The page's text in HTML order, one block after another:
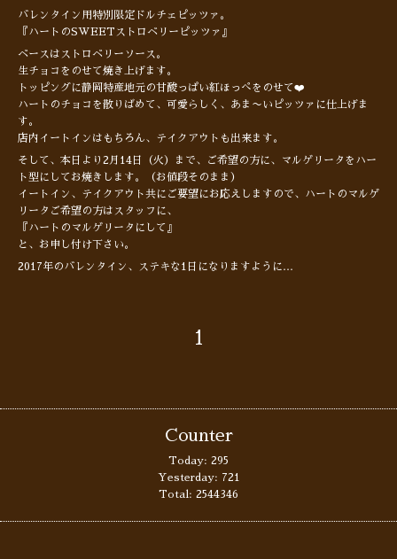
バレンタイン用特別限定ドルチェピッツァ。
『ハートのSWEETストロベリーピッツァ』
ベースはストロベリーソース。
生チョコをのせて焼き上げます。
トッピングに静岡特産地元の甘酸っぱい紅ほっぺをのせて❤️
ハートのチョコを散りばめて、可愛らしく、あま〜いピッツァに仕上げま
す。
店内イートインはもちろん、テイクアウトも出来ます。
そして、本日より2月14日（火）まで、ご希望の方に、マルゲリータをハー
ト型にしてお焼きします。（お値段そのまま）
イートイン、テイクアウト共にご要望にお応えしますので、ハートのマルゲ
リータご希望の方はスタッフに、
『ハートのマルゲリータにして』
と、お申し付け下さい。
2017年のバレンタイン、ステキな1日になりますように…
1
Counter
Today: 295
Yesterday: 721
Total: 2544346